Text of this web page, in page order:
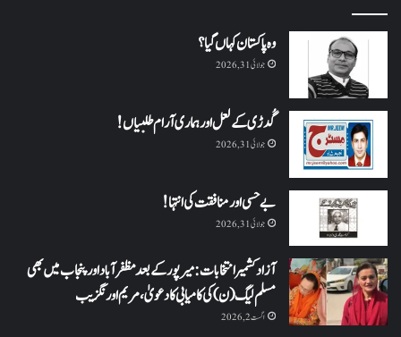
وہ پاکستان کہاں گیا؟
جولائی 31, 2026
گُدڑی کے لعل اور ہماری آرام طلبیاں!
جولائی 31, 2026
بے حسی اور منافقت کی انتہا !
جولائی 31, 2026
آزاد کشمیر انتخابات: میرپور کے بعد مظفرآباد اور پنجاب میں بھی
مسلم لیگ (ن) کی کامیابی کا دعویٰ، مریم اورنگزیب
اگست 2, 2026